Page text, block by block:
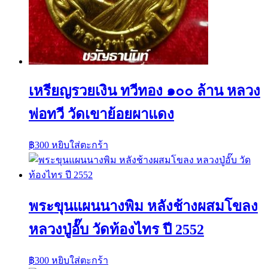
เหรียญรวยเงิน ทวีทอง ๑๐๐ ล้าน หลวง
พ่อทวี วัดเขาย้อยผาแดง
฿300 หยิบใส่ตะกร้า
พระขุนแผนนางพิม หลังช้างผสมโขลง
หลวงปู่อั๊บ วัดท้องไทร ปี 2552
฿300 หยิบใส่ตะกร้า